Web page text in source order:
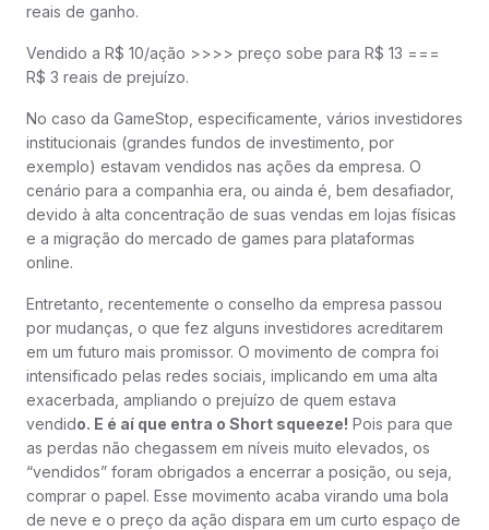
reais de ganho.
Vendido a R$ 10/ação >>>> preço sobe para R$ 13 ===
R$ 3 reais de prejuízo.
No caso da GameStop, especificamente, vários investidores
institucionais (grandes fundos de investimento, por
exemplo) estavam vendidos nas ações da empresa. O
cenário para a companhia era, ou ainda é, bem desafiador,
devido à alta concentração de suas vendas em lojas físicas
e a migração do mercado de games para plataformas
online.
Entretanto, recentemente o conselho da empresa passou
por mudanças, o que fez alguns investidores acreditarem
em um futuro mais promissor. O movimento de compra foi
intensificado pelas redes sociais, implicando em uma alta
exacerbada, ampliando o prejuízo de quem estava
vendido. E é aí que entra o Short squeeze! Pois para que
as perdas não chegassem em níveis muito elevados, os
“vendidos” foram obrigados a encerrar a posição, ou seja,
comprar o papel. Esse movimento acaba virando uma bola
de neve e o preço da ação dispara em um curto espaço de